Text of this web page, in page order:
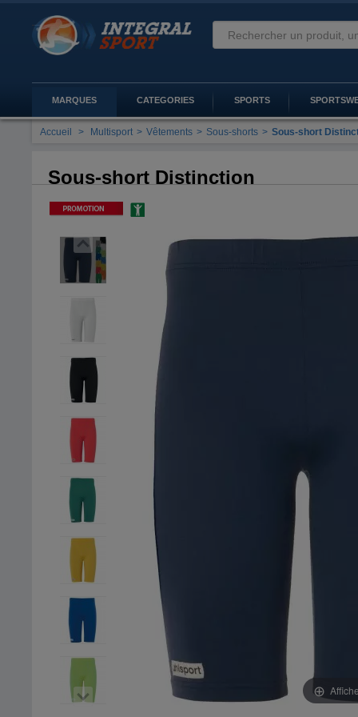
MARQUES CATEGORIES SPORTS
Accueil > Multisport > Vêtements > Sous-shorts > Sous-short
Sous-short Distinction